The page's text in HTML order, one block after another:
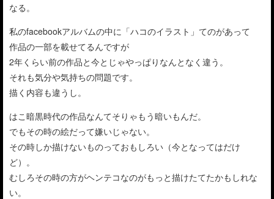
なる。
私のfacebookアルバムの中に「ハコのイラスト」てのがあって
作品の一部を載せてるんですが
2年くらい前の作品と今とじゃやっぱりなんとなく違う。
それも気分や気持ちの問題です。
描く内容も違うし。
はこ暗黒時代の作品なんてそりゃもう暗いもんだ。
でもその時の絵だって嫌いじゃない。
その時しか描けないものっておもしろい（今となってはだけ
ど）。
むしろその時の方がヘンテコなのがもっと描けたてたかもしれな
い。